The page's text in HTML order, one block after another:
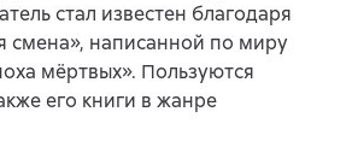
стал известен благодаря
смена», написанной по миру
мёртвых». Пользуются
его книги в жанре